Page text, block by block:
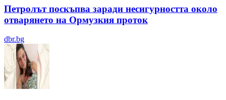
Петролът поскъпва заради несигурността около
отварянето на Ормузкия проток
dbr.bg